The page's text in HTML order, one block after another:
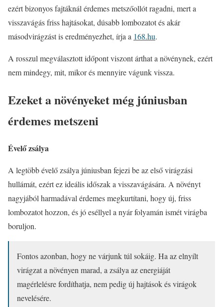
ezért bizonyos fajtáknál érdemes metszőollót ragadni, mert a
visszavágás friss hajtásokat, dúsabb lombozatot és akár
másodvirágzást is eredményezhet, írja a 168.hu.
A rosszul megválasztott időpont viszont árthat a növénynek, ezért
nem mindegy, mit, mikor és mennyire vágunk vissza.
Ezeket a növényeket még júniusban
érdemes metszeni
Évelő zsálya
A legtöbb évelő zsálya júniusban fejezi be az első virágzási
hullámát, ezért ez ideális időszak a visszavágására. A növényt
nagyjából harmadával érdemes megkurtítani, hogy új, friss
lombozatot hozzon, és jó eséllyel a nyár folyamán ismét virágba
boruljon.
Fontos azonban, hogy ne várjunk túl sokáig. Ha az elnyílt
virágzat a növényen marad, a zsálya az energiáját
magérlelésre fordíthatja, nem pedig új hajtások és virágok
nevelésére.